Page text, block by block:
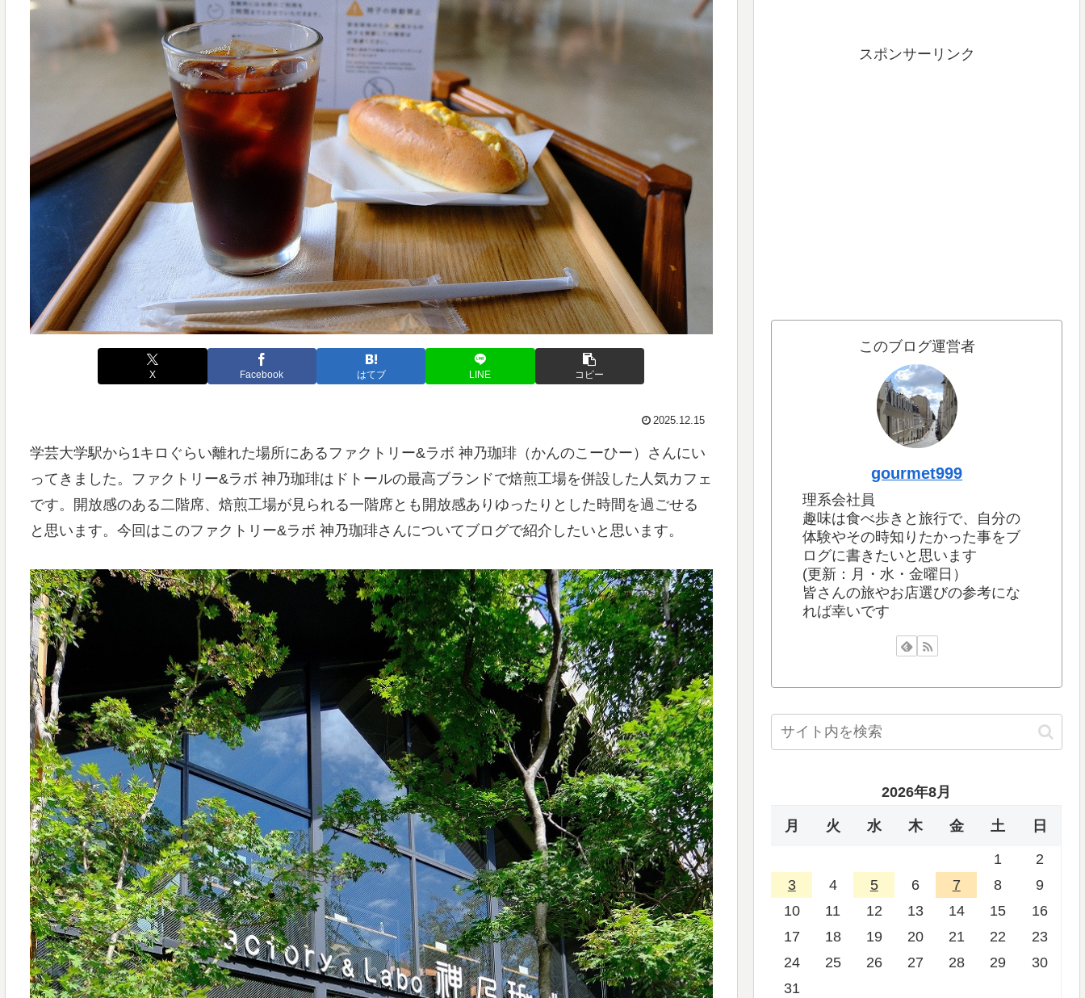
X Facebook はてブ LINE コピー
2025.12.15
学芸大学駅から1キロぐらい離れた場所にあるファクトリー&ラボ 神乃珈琲（かんのこーひー）さんにい
ってきました。ファクトリー&ラボ 神乃珈琲はドトールの最高ブランドで焙煎工場を併設した人気カフェ
です。開放感のある二階席、焙煎工場が見られる一階席とも開放感ありゆったりとした時間を過ごせる
と思います。今回はこのファクトリー&ラボ 神乃珈琲さんについてブログで紹介したいと思います。
スポンサーリンク
このブログ運営者
gourmet999
理系会社員
趣味は食べ歩きと旅行で、自分の
体験やその時知りたかった事をブ
ログに書きたいと思います
(更新：月・水・金曜日）
皆さんの旅やお店選びの参考にな
れば幸いです
2026年8月
月 火 水 木 金 土 日
1
2
3
4 5 6 7 8
9
10
11 12 13 14 15
16
17
18 19 20 21 22
23
24
25 26 27 28 29
30
31